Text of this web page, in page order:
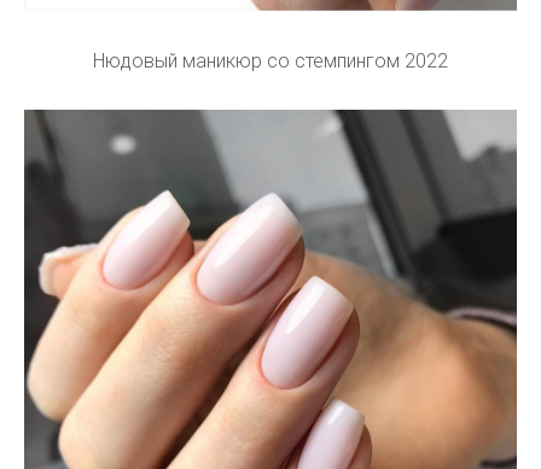
Нюдовый маникюр со стемпингом 2022